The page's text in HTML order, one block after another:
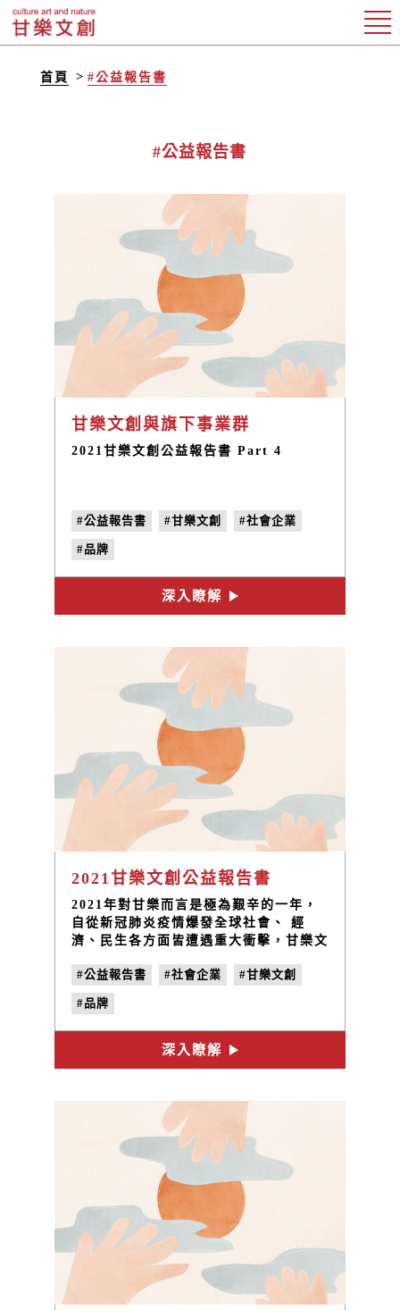
首頁 #公益報告書
#公益報告書
甘樂文創與旗下事業群
2021甘樂文創公益報告書 Part 4
#公益報告書 #甘樂文創 #社會企業
#品牌
深入瞭解
2021甘樂文創公益報告書
2021年對甘樂而言是極為艱辛的一年，
自從新冠肺炎疫情爆發全球社會、 經
濟、民生各方面皆遭遇重大衝擊，甘樂文
衝，甘樂食堂、甘樂文旅、禾乃川國產豆
製所，長達將近五個月 的時間幾乎呈現
停業狀態，所幸在與夥伴們積極地調整應
變後，我們挺過來了。
#公益報告書 #社會企業 #甘樂文創
#品牌
深入瞭解